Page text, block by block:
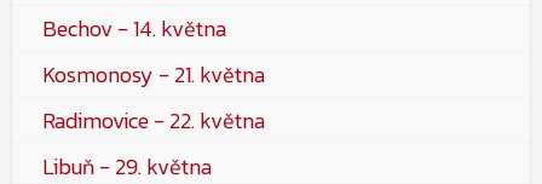
Bechov - 14. května
Kosmonosy - 21. května
Radimovice - 22. května
Libuň - 29. května